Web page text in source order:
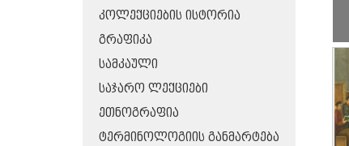
ᲙᲝᲚᲔᲥᲪᲘᲔᲑᲘᲡ ᲘᲡᲢᲝᲠᲘᲐ
ᲒᲠᲐᲤᲘᲙᲐ
ᲡᲐᲛᲙᲐᲣᲚᲘ
ᲡᲐᲯᲐᲠᲝ ᲚᲔᲥᲪᲘᲔᲑᲘ
ᲔᲗᲜᲝᲒᲠᲐᲤᲘᲐ
ᲢᲔᲠᲛᲘᲜᲝᲚᲝᲒᲘᲘᲡ ᲒᲐᲜᲛᲐᲠᲢᲔᲑᲐ